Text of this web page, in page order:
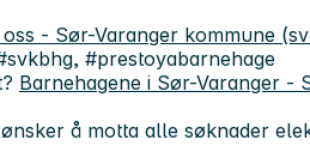
- Sør-Varanger kommune
#prestoyabarnehage
Barnehagene i Sør-Varanger -
å motta alle søknader